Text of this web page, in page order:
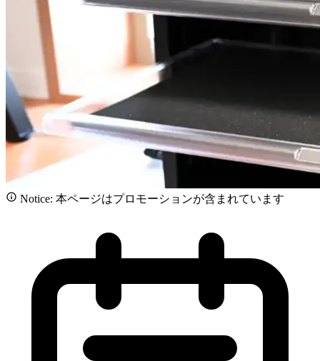
Notice: 本ページはプロモーションが含まれています